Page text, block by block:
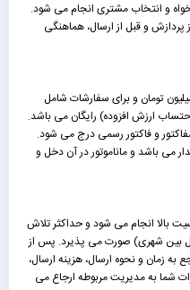
و انتخاب مشتری انجام می شود.
و قبل از ارسال، هماهنگی
داخل شهری برای سفارشات بیش از 50 میلیون تومان و برای سفارشات شامل
تومان (بدون احتساب ارزش افزوده) رایگان می باشد.
و فاکتور رسمی درج می شود.
می باشد و ماناموتور در آن دخل و
بالا انجام می شود و حداکثر تلاش
بین شهری) صورت می پذیرد. پس از
به زمان و نحوه ارسال، هزینه ارسال،
شما به مدیریت مربوطه ارجاع می